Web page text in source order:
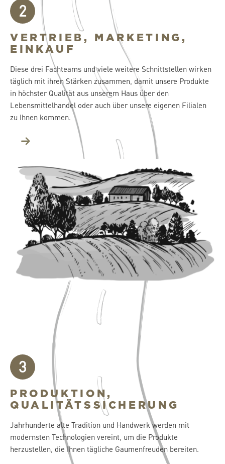
2
VERTRIEB, MARKETING,
EINKAUF
Diese drei Fachteams und viele weitere Schnittstellen wirken
täglich mit ihren Stärken zusammen, damit unsere Produkte
in höchster Qualität aus unserem Haus über den
Lebensmittelhandel oder auch über unsere eigenen Filialen
zu Ihnen kommen.
3
PRODUKTION,
QUALITÄTSSICHERUNG
Jahrhunderte alte Tradition und Handwerk werden mit
modernsten Technologien vereint, um die Produkte
herzustellen, die Ihnen tägliche Gaumenfreuden bereiten.